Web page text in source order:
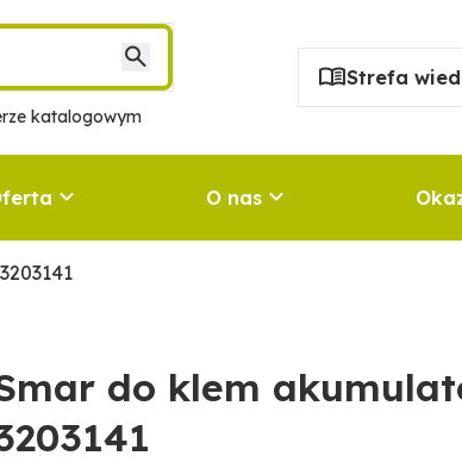
katalogowym
Strefa
O nas
do klem